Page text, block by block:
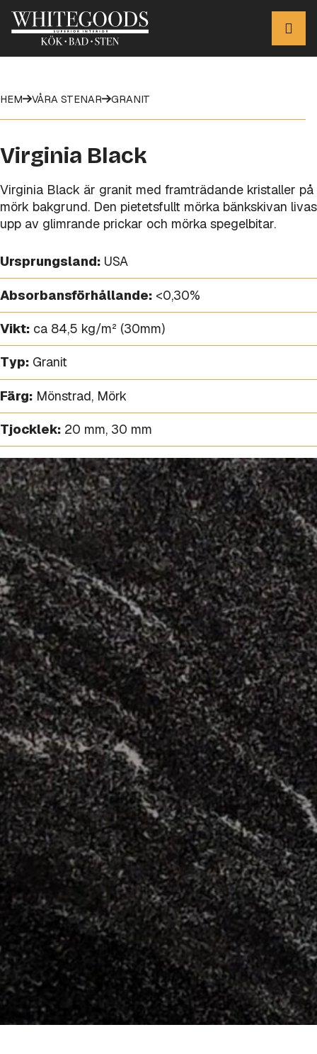
HEM VÅRA STENAR GRANIT
Virginia Black
Virginia Black är granit med framträdande kristaller på
mörk bakgrund. Den pietetsfullt mörka bänkskivan livas
upp av glimrande prickar och mörka spegelbitar.
Ursprungsland: USA
Absorbansförhållande: <0,30%
Vikt: ca 84,5 kg/m² (30mm)
Typ: Granit
Färg: Mönstrad, Mörk
Tjocklek: 20 mm, 30 mm